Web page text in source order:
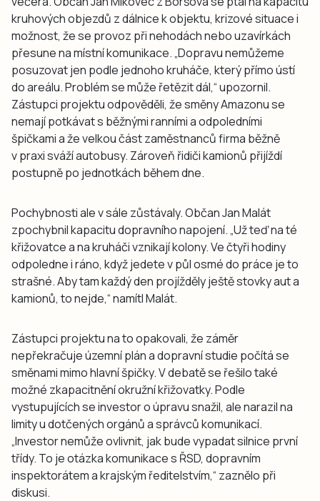
kruhových objezdů z dálnice k objektu, krizové situace i
možnost, že se provoz při nehodách nebo uzavírkách
přesune na místní komunikace. „Dopravu nemůžeme
posuzovat jen podle jednoho kruháče, který přímo ústí
do areálu. Problém se může řetězit dál,“ upozornil.
Zástupci projektu odpověděli, že směny Amazonu se
nemají potkávat s běžnými ranními a odpoledními
špičkami a že velkou část zaměstnanců firma běžně
v praxi sváží autobusy. Zároveň řidiči kamionů přijíždí
postupně po jednotkách během dne.
Pochybnosti ale v sále zůstávaly. Občan Jan Malát
zpochybnil kapacitu dopravního napojení. „Už teď na té
křižovatce a na kruháči vznikají kolony. Ve čtyři hodiny
odpoledne i ráno, když jedete v půl osmé do práce je to
strašné. Aby tam každý den projížděly ještě stovky aut a
kamionů, to nejde,“ namítl Malát.
Zástupci projektu na to opakovali, že záměr
nepřekračuje územní plán a dopravní studie počítá se
směnami mimo hlavní špičky. V debatě se řešilo také
možné zkapacitnění okružní křižovatky. Podle
vystupujících se investor o úpravu snažil, ale narazil na
limity u dotčených orgánů a správců komunikací.
„Investor nemůže ovlivnit, jak bude vypadat silnice první
třídy. To je otázka komunikace s ŘSD, dopravním
inspektorátem a krajským ředitelstvím,“ zaznělo při
diskusi.